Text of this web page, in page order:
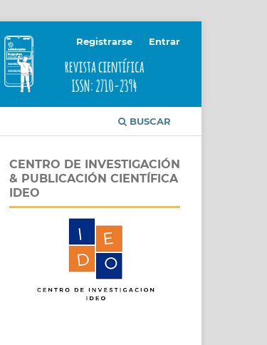
BUSCAR
Registrarse Entrar
CENTRO DE INVESTIGACIÓN
& PUBLICACIÓN CIENTÍFICA
IDEO